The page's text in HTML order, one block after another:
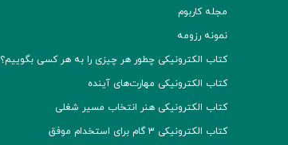
مجله کاربوم
نمونه رزومه
کتاب الکترونیکی چطور هر چیزی را به هر کسی بگوییم؟
کتاب الکترونیکی مهارت‌های آینده
کتاب الکترونیکی هنر انتخاب مسیر شغلی
کتاب الکترونیکی ۳ گام برای استخدام موفق